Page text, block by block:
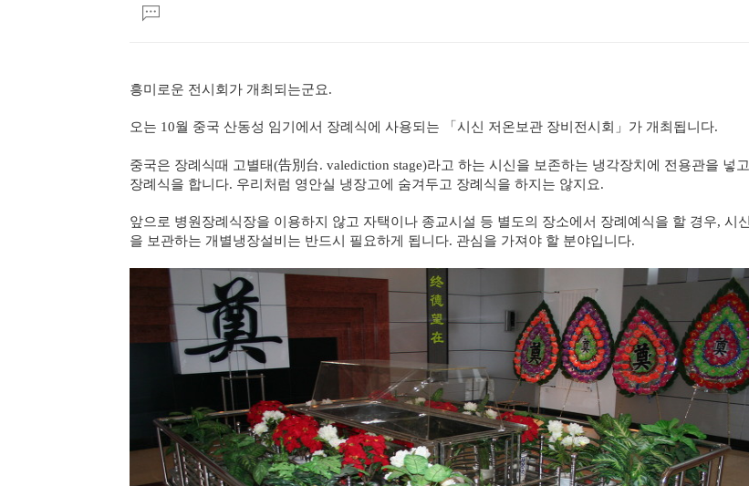
댓
글
흥미로운 전시회가 개최되는군요.
오는 10월 중국 산동성 임기에서 장례식에 사용되는 「시신 저온보관 장비전시회 」 가 개최됩니다.
중국은 장례식때 고별태(告別台. valediction stage)라고 하는 시신을 보존하는 냉각장치에 전용관을 넣고
장례식을 합니다. 우리처럼 영안실 냉장고에 숨겨두고 장례식을 하지는 않지요.
앞으로 병원장례식장을 이용하지 않고 자택이나 종교시설 등 별도의 장소에서 장례예식을 할 경우, 시신
을 보관하는 개별냉장설비는 반드시 필요하게 됩니다. 관심을 가져야 할 분야입니다.